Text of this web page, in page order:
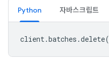
Python 자바스크립트
client.batches .delete(